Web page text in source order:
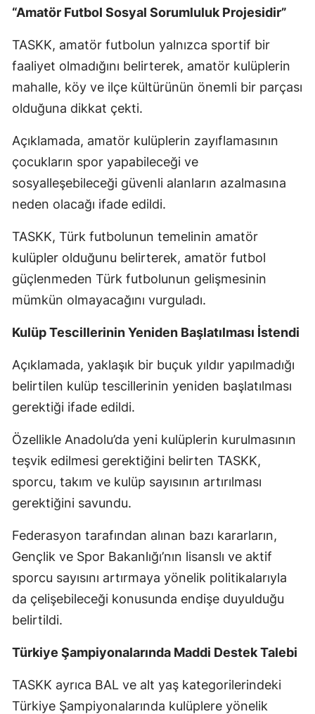
“Amatör Futbol Sosyal Sorumluluk Projesidir”
TASKK, amatör futbolun yalnızca sportif bir
faaliyet olmadığını belirterek, amatör kulüplerin
mahalle, köy ve ilçe kültürünün önemli bir parçası
olduğuna dikkat çekti.
Açıklamada, amatör kulüplerin zayıflamasının
çocukların spor yapabileceği ve
sosyalleşebileceği güvenli alanların azalmasına
neden olacağı ifade edildi.
TASKK, Türk futbolunun temelinin amatör
kulüpler olduğunu belirterek, amatör futbol
güçlenmeden Türk futbolunun gelişmesinin
mümkün olmayacağını vurguladı.
Kulüp Tescillerinin Yeniden Başlatılması İstendi
Açıklamada, yaklaşık bir buçuk yıldır yapılmadığı
belirtilen kulüp tescillerinin yeniden başlatılması
gerektiği ifade edildi.
Özellikle Anadolu’da yeni kulüplerin kurulmasının
teşvik edilmesi gerektiğini belirten TASKK,
sporcu, takım ve kulüp sayısının artırılması
gerektiğini savundu.
Federasyon tarafından alınan bazı kararların,
Gençlik ve Spor Bakanlığı’nın lisanslı ve aktif
sporcu sayısını artırmaya yönelik politikalarıyla
da çelişebileceği konusunda endişe duyulduğu
belirtildi.
Türkiye Şampiyonalarında Maddi Destek Talebi
TASKK ayrıca BAL ve alt yaş kategorilerindeki
Türkiye Şampiyonalarında kulüplere yönelik